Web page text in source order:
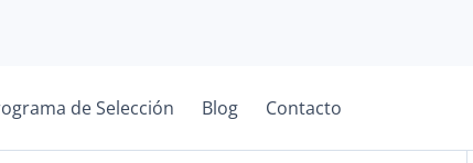
de Selección Blog Contacto